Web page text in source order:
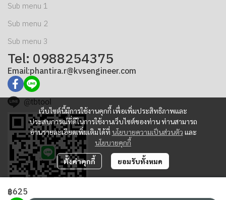
฿625
เว็บไซต์นี้มีการใช้งานคุกกี้ เพื่อเพิ่มประสิทธิภาพและ
ประสบการณ์ที่ดีในการใช้งานเว็บไซต์ของท่าน ท่านสามารถ
อ่านรายละเอียดเพิ่มเติมได้ที่ นโยบายความเป็นส่วนตัว และ
นโยบายคุกกี้
ตั้งค่าคุกกี้ ยอมรับทั้งหมด
Sub menu 1
Sub menu 2
Sub menu 3
Tel: 0988254375
Email:phantira.r@kvsengineer.com
@tbtool